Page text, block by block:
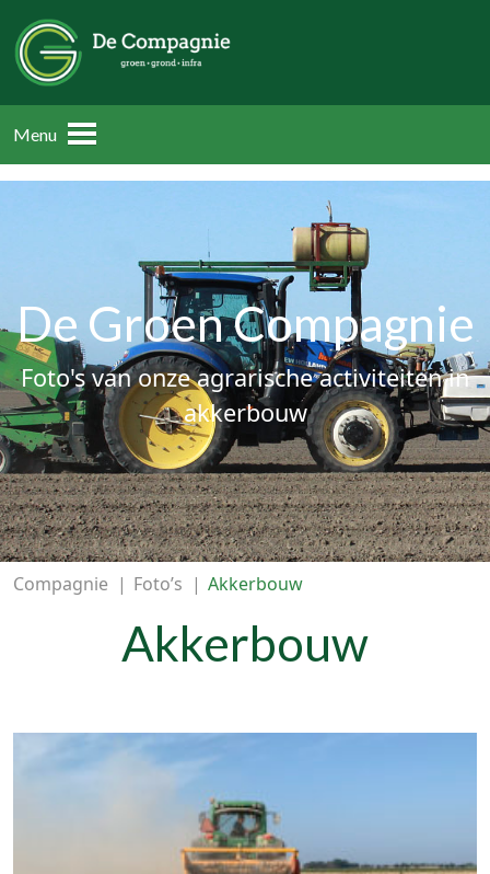
Menu
De Groen Compagnie
Foto's van onze agrarische activiteiten in
akkerbouw
Compagnie | Foto’s | Akkerbouw
Akkerbouw